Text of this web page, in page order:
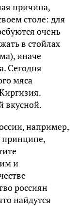
причина,
столе: для
очень
в стойлах
иначе
Сегодня
мяса
вкусной.
например,
принципе,
и
россиян
найдутся